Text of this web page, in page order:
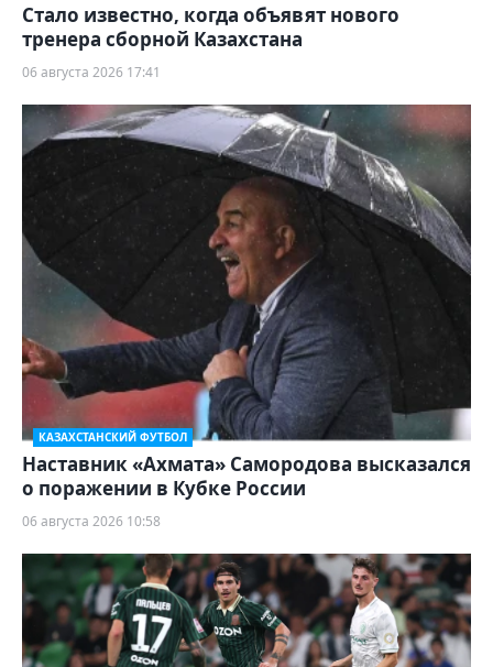
Стало известно, когда объявят нового
тренера сборной Казахстана
06 августа 2026 17:41
КАЗАХСТАНСКИЙ ФУТБОЛ
Наставник «Ахмата» Самородова высказался
о поражении в Кубке России
06 августа 2026 10:58